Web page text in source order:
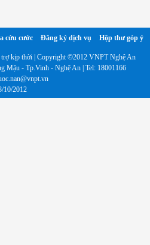
cứu cước Đăng ký dịch vụ Hộp thư góp ý
kịp thời | Copyright ©2012 VNPT Nghệ An
Mậu - Tp.Vinh - Nghệ An | Tel: 18001166
10/2012